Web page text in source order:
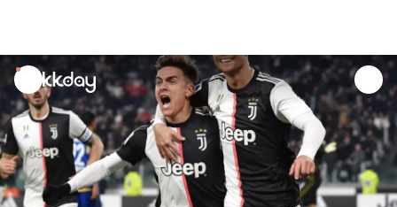
unread
notifications